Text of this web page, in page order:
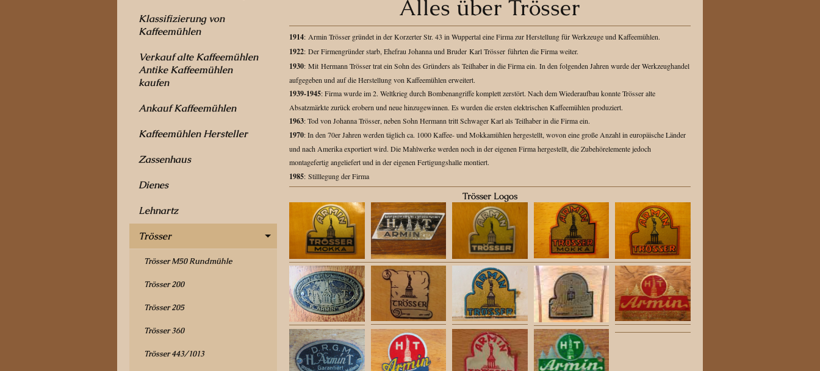
Alles über Trösser
1914: Armin Trösser gründet in der Korzerter Str. 43 in Wuppertal eine Firma zur Herstellung für Werkzeuge und Kaffeemühlen.
1922: Der Firmengründer starb, Ehefrau Johanna und Bruder Karl Trösser führten die Firma weiter.
1930: Mit Hermann Trösser trat ein Sohn des Gründers als Teilhaber in die Firma ein.In den folgenden Jahren wurde der Werkzeughandel
aufgegeben und auf die Herstellung von Kaffeemühlen erweitert.
1939-1945: Firma wurde im 2. Weltkrieg durch Bombenangriffe komplett zerstört. Nach dem Wiederaufbau konnte Trösser alte
Absatzmärkte zurück erobern und neue hinzugewinnen. Es wurden die ersten elektrischen Kaffeemühlen produziert.
1963: Tod von Johanna Trösser, neben Sohn Hermann tritt Schwager Karl als Teilhaber in die Firma ein.
1970: In den 70er Jahren werden täglich ca. 1000 Kaffee- und Mokkamühlen hergestellt, wovon eine große Anzahl in europäische Länder
und nach Amerika exportiert wird. Die Mahlwerke werden noch in der eigenen Firma hergestellt, die Zubehörelemente jedoch
montagefertig angeliefert und in der eigenen Fertigungshalle montiert.
1985: Stilllegung der Firma
Trösser Logos
Klassifizierung von
Kaffeemühlen
Verkauf alte Kaffeemühlen
Antike Kaffeemühlen
kaufen
Ankauf Kaffeemühlen
Kaffeemühlen Hersteller
Zassenhaus
Dienes
Lehnartz
Trösser
Trösser M50 Rundmühle
Trösser 200
Trösser 205
Trösser 360
Trösser 443/1013